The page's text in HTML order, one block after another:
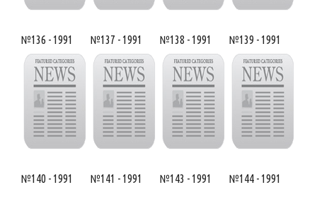
№136 - 1991 №137 - 1991 №138 - 1991 №139 - 1991
№140 - 1991 №141 - 1991 №143 - 1991 №144 - 1991